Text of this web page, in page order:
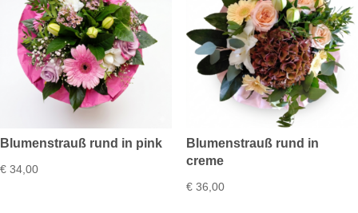
Blumenstrauß rund in pink
€ 34,00
Blumenstrauß rund in
creme
€36,00